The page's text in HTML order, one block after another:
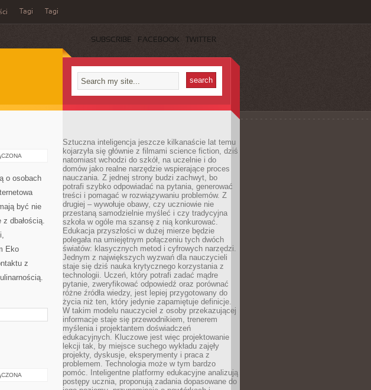
Tagi Tagi
SUBSCRIBE FACEBOOK TWITTER
o osobach
być nie
dbałością.
Eko
z
Sztuczna inteligencja jeszcze kilkanaście lat temu
kojarzyła się głównie z filmami science fiction, dziś
natomiast wchodzi do szkół, na uczelnie i do
domów jako realne narzędzie wspierające proces
nauczania. Z jednej strony budzi zachwyt, bo
potrafi szybko odpowiadać na pytania, generować
treści i pomagać w rozwiązywaniu problemów. Z
drugiej – wywołuje obawy, czy uczniowie nie
przestaną samodzielnie myśleć i czy tradycyjna
szkoła w ogóle ma szansę z nią konkurować.
Edukacja przyszłości w dużej mierze będzie
polegała na umiejętnym połączeniu tych dwóch
światów: klasycznych metod i cyfrowych narzędzi.
Jednym z największych wyzwań dla nauczycieli
staje się dziś nauka krytycznego korzystania z
technologii. Uczeń, który potrafi zadać mądre
pytanie, zweryfikować odpowiedź oraz porównać
różne źródła wiedzy, jest lepiej przygotowany do
życia niż ten, który jedynie zapamiętuje definicje.
W takim modelu nauczyciel z osoby przekazującej
informacje staje się przewodnikiem, trenerem
myślenia i projektantem doświadczeń
edukacyjnych. Kluczowe jest więc projektowanie
lekcji tak, by miejsce suchego wykładu zajęły
projekty, dyskusje, eksperymenty i praca z
problemem. Technologia może w tym bardzo
pomóc. Inteligentne platformy edukacyjne analizują
postępy ucznia, proponują zadania dopasowane do